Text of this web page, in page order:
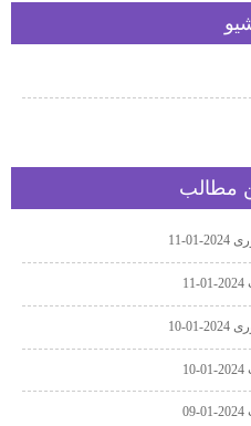
مطالب
11
10